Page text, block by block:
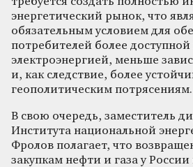
энергетический рынок, что
обязательным условием для
потребителей более
электроэнергией, меньше
и, как следствие, более
геополитическим потрясениям.
В свою очередь, заместитель
Института национальной
Фролов полагает, что
закупкам нефти и газа у